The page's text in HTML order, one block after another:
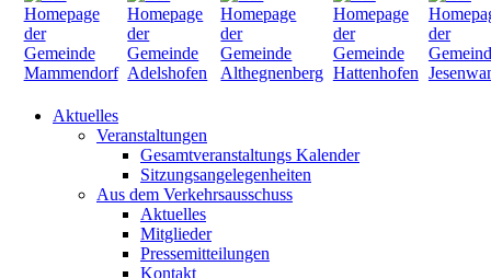
Aktuelles
Veranstaltungen
Gesamtveranstaltungs Kalender
Sitzungsangelegenheiten
Aus dem Verkehrsausschuss
Aktuelles
Mitglieder
Pressemitteilungen
Kontakt